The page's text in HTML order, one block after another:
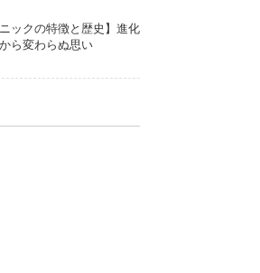
ックの特徴と歴史】進化
ら変わらぬ思い